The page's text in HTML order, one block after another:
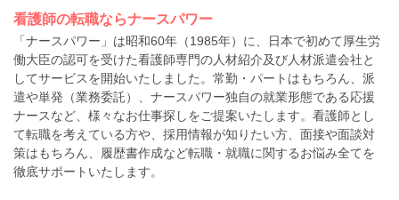
看護師の転職ならナースパワー
「ナースパワー」は昭和60年（1985年）に、日本で初めて厚生労
働大臣の認可を受けた看護師専門の人材紹介及び人材派遣会社と
してサービスを開始いたしました。常勤・パートはもちろん、派
遣や単発（業務委託）、ナースパワー独自の就業形態である応援
ナースなど、様々なお仕事探しをご提案いたします。看護師とし
て転職を考えている方や、採用情報が知りたい方、面接や面談対
策はもちろん、履歴書作成など転職・就職に関するお悩み全てを
徹底サポートいたします。